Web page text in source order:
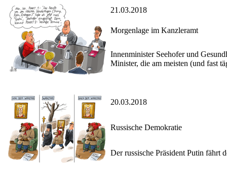
21.03.2018
Morgenlage im Kanzleramt
Innenminister Seehofer und
Minister, die am meisten (und fast
20.03.2018
Russische Demokratie
Der russische Präsident Putin fährt